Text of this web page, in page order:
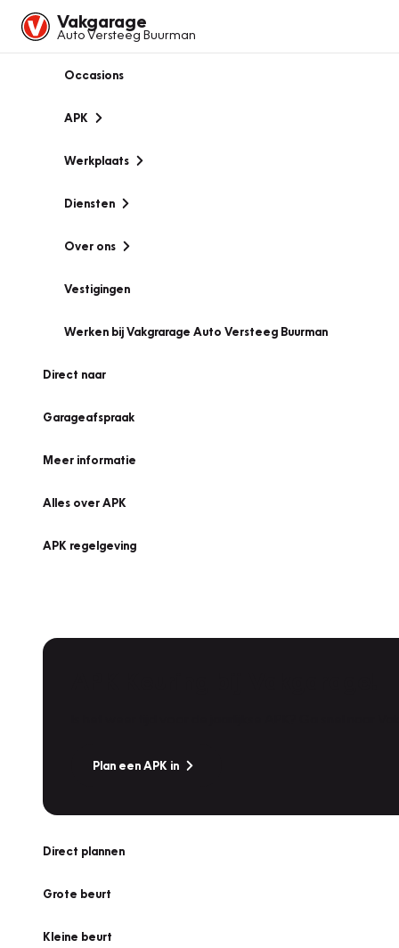
Vakgarage
Auto Versteeg Buurman
Occasions
APK
Werkplaats
Diensten
Over ons
Vestigingen
Werken bij Vakgrarage Auto Versteeg Buurman
Direct naar
Garageafspraak
Meer informatie
Alles over APK
APK regelgeving
Plan een APK in
Direct plannen
Grote beurt
Kleine beurt